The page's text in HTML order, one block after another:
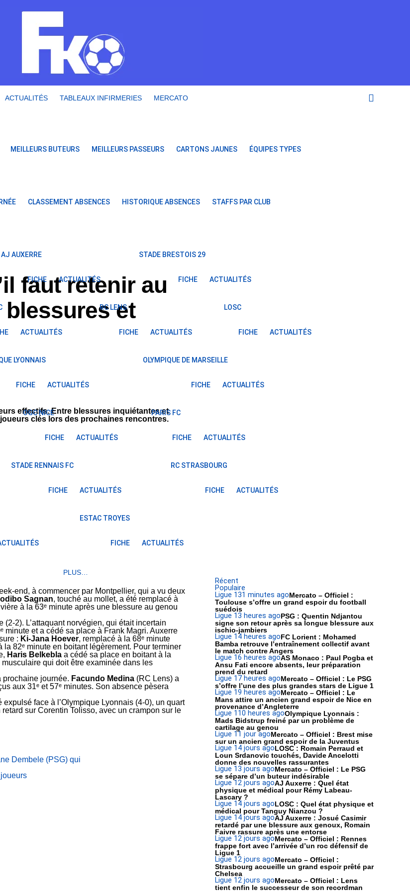
ACTUALITÉS TABLEAUX INFIRMERIES MERCATO
MEILLEURS BUTEURS MEILLEURS PASSEURS CARTONS JAUNES ÉQUIPES TYPES
CLASSEMENT ABSENCES HISTORIQUE ABSENCES STAFFS PAR CLUB
AJ AUXERRE
FICHE ACTUALITÉS
STADE BRESTOIS 29
FICHE ACTUALITÉS
ACTUALITÉS
RC LENS
FICHE ACTUALITÉS
LOSC
FICHE ACTUALITÉS
LYONNAIS
FICHE ACTUALITÉS
OLYMPIQUE DE MARSEILLE
FICHE ACTUALITÉS
OGC NICE
FICHE ACTUALITÉS
PARIS FC
FICHE ACTUALITÉS
STADE RENNAIS FC
FICHE ACTUALITÉS
RC STRASBOURG
FICHE ACTUALITÉS
ESTAC TROYES
FICHE ACTUALITÉS
PLUS…
faut retenir au
et
effectifs. Entre blessures inquiétantes et
clés lors des prochaines rencontres.
end, à commencer par Montpellier, qui a vu deux
Sagnan, touché au mollet, a été remplacé à
à la 63ᵉ minute après une blessure au genou
(2-2). L’attaquant norvégien, qui était incertain
minute et a cédé sa place à Frank Magri. Auxerre
: Ki-Jana Hoever, remplacé à la 68ᵉ minute
la 82ᵉ minute en boitant légèrement. Pour terminer
Haris Belkebla a cédé sa place en boitant à la
qui doit être examinée dans les
prochaine journée. Facundo Medina (RC Lens) a
aux 31ᵉ et 57ᵉ minutes. Son absence pèsera
expulsé face à l’Olympique Lyonnais (4-0), un quart
sur Corentin Tolisso, avec un crampon sur le
Dembele (PSG) qui
Récent
Populaire
Ligue 131 minutes agoMercato – Officiel :
Toulouse s’offre un grand espoir du football
suédois
Ligue 13 heures agoPSG : Quentin Ndjantou
signe son retour après sa longue blessure aux
ischio-jambiers
Ligue 14 heures agoFC Lorient : Mohamed
Bamba retrouve l’entraînement collectif avant
le match contre Angers
Ligue 16 heures agoAS Monaco : Paul Pogba et
Ansu Fati encore absents, leur préparation
prend du retard
Ligue 1 7 heures agoMercato – Officiel : Le PSG
s’offre l’une des plus grandes stars de Ligue 1
Ligue 19 heures agoMercato – Officiel : Le
Mans attire un ancien grand espoir de Nice en
provenance d’Angleterre
Ligue 1 10 heures agoOlympique Lyonnais :
Mads Bidstrup freiné par un problème de
cartilage au genou
Ligue 11 jour agoMercato – Officiel : Brest mise
sur un ancien grand espoir de la Juventus
Ligue 1 4 jours agoLOSC : Romain Perraud et
Loun Srdanovic touchés, Davide Ancelotti
donne des nouvelles rassurantes
Ligue 13 jours agoMercato – Officiel : Le PSG
se sépare d’un buteur indésirable
Ligue 12 jours agoAJ Auxerre : Quel état
physique et médical pour Rémy Labeau-
Lascary ?
Ligue 14 jours agoLOSC : Quel état physique et
médical pour Tanguy Nianzou ?
Ligue 1 4 jours agoAJ Auxerre : Josué Casimir
retardé par une blessure aux genoux, Romain
Faivre rassure après une entorse
Ligue 12 jours agoMercato – Officiel : Rennes
frappe fort avec l’arrivée d’un roc défensif de
Ligue 1
Ligue 12 jours agoMercato – Officiel :
Strasbourg accueille un grand espoir prêté par
Chelsea
Ligue 12 jours agoMercato – Officiel : Lens
tient enfin le successeur de son recordman